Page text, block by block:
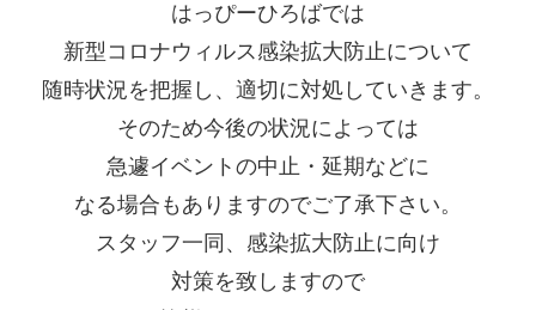
はっぴーひろばでは
新型コロナウィルス感染拡大防止について
随時状況を把握し、適切に対処していきます。
そのため今後の状況によっては
急遽イベントの中止・延期などに
なる場合もありますのでご了承下さい。
スタッフ一同、感染拡大防止に向け
対策を致しますので